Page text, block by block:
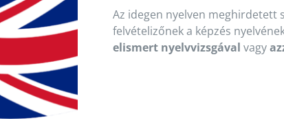
Az idegen nyelven meghirdetett
felvételizőnek a képzés
elismert nyelvvizsgával vagy